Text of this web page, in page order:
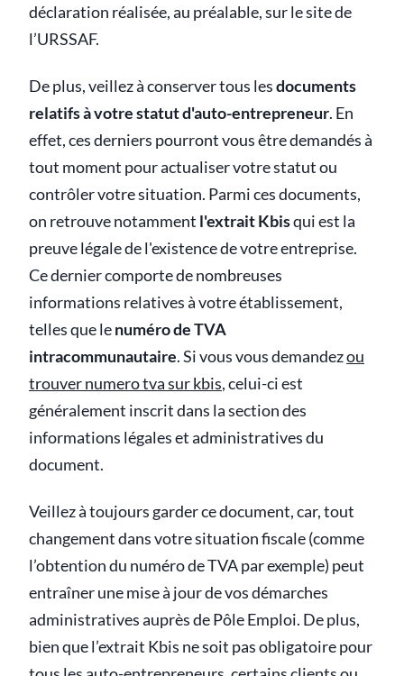
déclaration réalisée, au préalable, sur le site de
l’URSSAF.
De plus, veillez à conserver tous lesdocuments
relatifs à votre statut d'auto-entrepreneur. En
effet, ces derniers pourront vous être demandés à
tout moment pour actualiser votre statut ou
contrôler votre situation. Parmi ces documents,
on retrouve notamment l'extrait Kbisqui est la
preuve légale de l'existence de votre entreprise.
Ce dernier comporte de nombreuses
informations relatives à votre établissement,
telles que lenuméro de TVA
intracommunautaire. Si vous vous demandezou
trouver numero tva sur kbis, celui-ci est
généralement inscrit dans la section des
informations légales et administratives du
document.
Veillez à toujours garder ce document, car, tout
changement dans votre situation fiscale (comme
l’obtention du numéro de TVA par exemple) peut
entraîner une mise à jour de vos démarches
administratives auprès de Pôle Emploi. De plus,
bien que l’extrait Kbis ne soit pas obligatoire pour